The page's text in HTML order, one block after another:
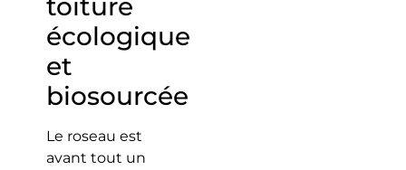
toiture
écologique
et
biosourcée
Le roseau est
avant tout un